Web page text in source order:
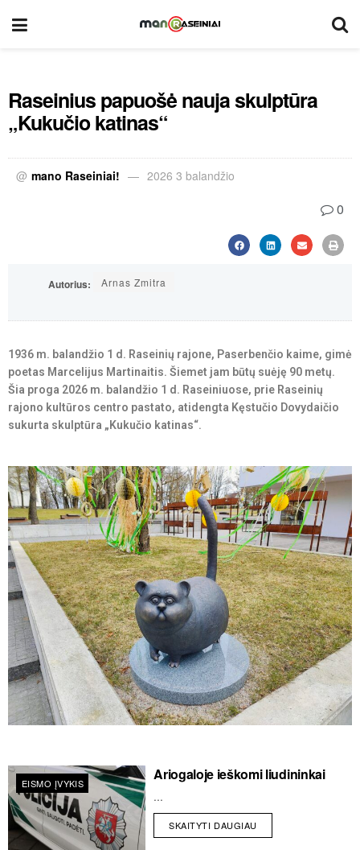
Raseinius papuošė nauja skulptūra
„Kukučio katinas“
@ mano Raseiniai! 2026 3 balandžio
0
Autorius: Arnas Zmitra
1936 m. balandžio 1 d. Raseinių rajone, Paserbenčio kaime, gimė
poetas Marcelijus Martinaitis. Šiemet jam būtų suėję 90 metų.
Šia proga 2026 m. balandžio 1 d. Raseiniuose, prie Raseinių
rajono kultūros centro pastato, atidengta Kęstučio Dovydaičio
sukurta skulptūra „Kukučio katinas“.
EISMO ĮVYKIS Ariogaloje ieškomi liudininkai
...
SKAITYTI DAUGIAU